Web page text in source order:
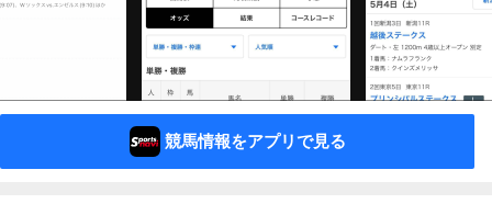
競馬情報をアプリで見る